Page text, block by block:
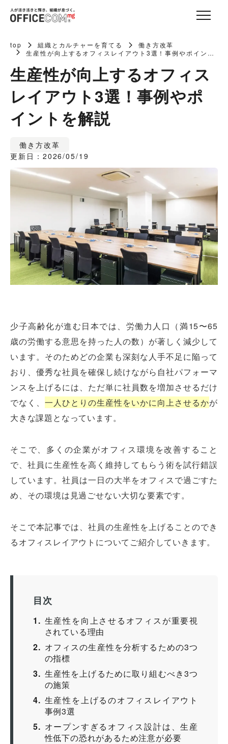
top 組織とカルチャーを育てる
働き方改革
生産性が向上するオフィスレイアウト3選！事例やポイント
生産性が向上するオフィス
レイアウト3選！事例やポ
イントを解説
働き方改革
更新日：2026/05/19
少子高齢化が進む日本では、労働力人口（満15〜65
歳の労働する意思を持った人の数）が著しく減少して
います。そのためどの企業も深刻な人手不足に陥って
おり、優秀な社員を確保し続けながら自社パフォーマ
ンスを上げるには、ただ単に社員数を増加させるだけ
でなく、一人ひとりの生産性をいかに向上させるかが
大きな課題となっています。
そこで、多くの企業がオフィス環境を改善すること
で、社員に生産性を高く維持してもらう術を試行錯誤
しています。社員は一日の大半をオフィスで過ごすた
め、その環境は見過ごせない大切な要素です。
そこで本記事では、社員の生産性を上げることのでき
るオフィスレイアウトについてご紹介していきます。
目次
1
生産性を向上させるオフィスが重要視
されている理由
2
オフィスの生産性を分析するための3つ
の指標
3
生産性を上げるために取り組むべき3つ
の施策
4
生産性を上げるのオフィスレイアウト
事例3選
5
オープンすぎるオフィス設計は、生産
性低下の恐れがあるため注意が必要